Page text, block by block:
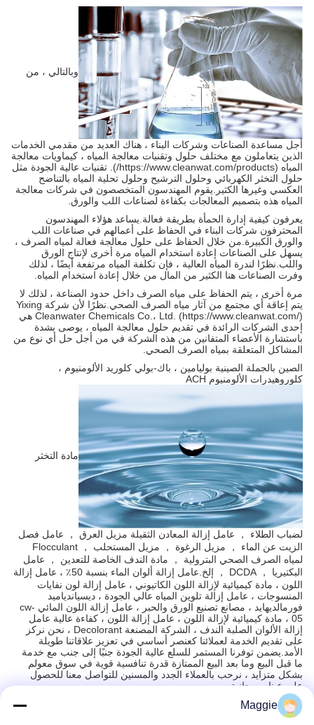
وبالتالي ، من
أجل مساعدة الصناعات وشركات البناء ، هناك العديد من مقدمي الخدمات
الذين يتعاملون مع مختلف حلول وتقنيات معالجة المياه ، كيماويات معالجة
المياه (https://www.cleanwat.com/products/). تقنيات عالية الجودة مثل
حلول التخثر الكهربائي وحلول الترشيح وحلول تحلية المياه بالتناضح
العكسي وغيرها الكثير.يقوم المهندسون المتخصصون في شركات معالجة
المياه هذه بتصميم المعالجات بكفاءة لصناعات اللب والورق.
يعرفون كيفية إدارة الحمأة بطريقة فعالة.يساعد هؤلاء المهندسون
المحترفون شركات البناء في الحفاظ على أعمالهم في صناعات اللب
والورق الكبيرة.من خلال الحفاظ على حلول معالجة فعالة لمياه الصرف ،
يسهل على الصناعات إعادة استخدام المياه مرة أخرى لإنتاج الورق
واللب.نظرًا لندرة المياه العالية ، فإن تكلفة المياه مرتفعة أيضًا ، لذلك
وفرت الصناعات هنا الكثير من المال من خلال إعادة استخدام المياه.
مرة أخرى ، يتم الحفاظ على مياه الصرف داخل حدود الصناعة ، لذلك لا
يتم إعاقة أي مجتمع من آثار مياه الصرف الصحي.نظرًا لأن شركة Yixing
Cleanwater Chemicals Co.، Ltd. (https://www.cleanwat.com/) هي
إحدى الشركات الرائدة في تقديم حلول معالجة المياه ، يوصى بشدة
باستشارة الأعضاء المتفانين من هذه الشركة في من أجل حل أي نوع من
المشاكل المتعلقة بمياه الصرف الصحي.
الصين بالجملة الصينية بوليامين ، باك-بولي كلوريد الألومنيوم ،
كلوروهيدرات الألومنيوم ACH
مادة التخثر
لضباب الطلاء ， عامل إزالة المعادن الثقيلة مزيل العرق ， عامل فصل
الزيت عن الماء ， مزيل الرغوة ， مزيل المستحلب ， Flocculant
لمياه الصرف الصحي البترولية ， مادة الندف الخاصة للتعدين ， عامل
البكتيريا ， DCDA ， إلخ.عامل إزالة ألوان الماء بنسبة 50٪ ، عامل إزالة
اللون ، مادة كيميائية لإزالة اللون الكاتيوني ، عامل إزالة لون نفايات
المنسوجات ، عامل إزالة تلوين المياه عالي الجودة ، ديسياندياميد
فورمالديهايد ، مصانع تصنيع الورق والحبر ، عامل إزالة اللون المائي cw-
05 ، مادة كيميائية لإزالة اللون ، عامل إزالة اللون ، كفاءة عالية عامل
إزالة الألوان الصلبة الندف ، الشركة المصنعة Decolorant ، نحن نركز
على تقديم الخدمة لعملائنا كعنصر أساسي في تعزيز علاقاتنا طويلة
الأمد.يضمن توفرنا المستمر للسلع عالية الجودة جنبًا إلى جنب مع خدمة
ما قبل البيع وما بعد البيع الممتازة قدرة تنافسية قوية في سوق معولم
بشكل متزايد ، نرحب بالعملاء الجدد والمسنين للتواصل معنا للحصول
على عينات مجانية.
Maggie